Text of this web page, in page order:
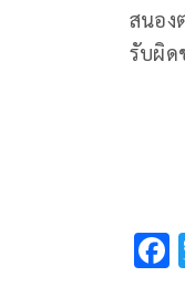
สนอง
รับผิด